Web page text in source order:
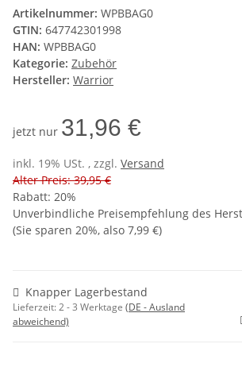
Artikelnummer: WPBBAG0
GTIN: 647742301998
HAN: WPBBAG0
Kategorie: Zubehör
Hersteller: Warrior
jetzt nur 31,96 €
inkl. 19% USt. , zzgl. Versand
Alter Preis: 39,95 €
Rabatt: 20%
Unverbindliche Preisempfehlung des
(Sie sparen 20%, also 7,99 €)
Knapper Lagerbestand
Lieferzeit:2 - 3 Werktage (DE - Ausland
abweichend)